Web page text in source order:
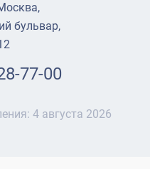
бульвар,
77-00
4 августа 2026